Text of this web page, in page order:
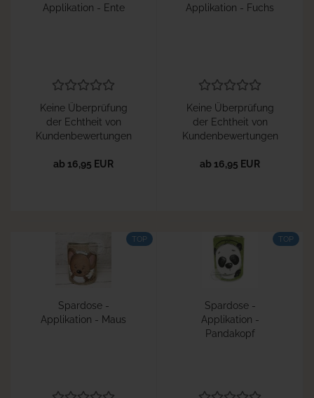
Applikation - Ente
Keine Überprüfung
der Echtheit von
Kundenbewertungen
ab 16,95 EUR
Applikation - Fuchs
Keine Überprüfung
der Echtheit von
Kundenbewertungen
ab 16,95 EUR
TOP
Spardose -
Applikation - Maus
TOP
Spardose -
Applikation -
Pandakopf